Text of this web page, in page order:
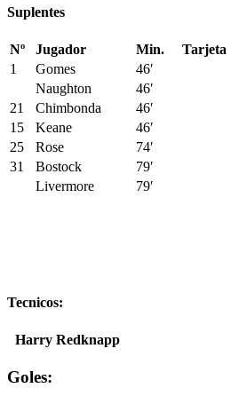
Suplentes
Nº Jugador Min. Tarjeta
1
Gomes 46′
Naughton
46′
21
Chimbonda 46′
15
Keane 46′
25
Rose 74′
31
Bostock 79′
Livermore
79′
Tecnicos:
Harry Redknapp
Goles: